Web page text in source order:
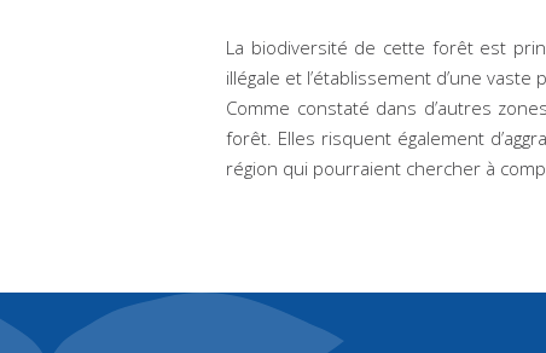
La biodiversité de cette forêt est
illégale et l’établissement d’une
Comme constaté dans d’autres
forêt. Elles risquent également
région qui pourraient chercher à